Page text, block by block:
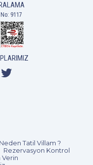
9117
Neden Tatil Villam ?
Rezervasyon Kontrol
Verin